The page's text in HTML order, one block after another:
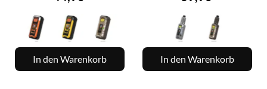
In den Warenkorb In den Warenkorb